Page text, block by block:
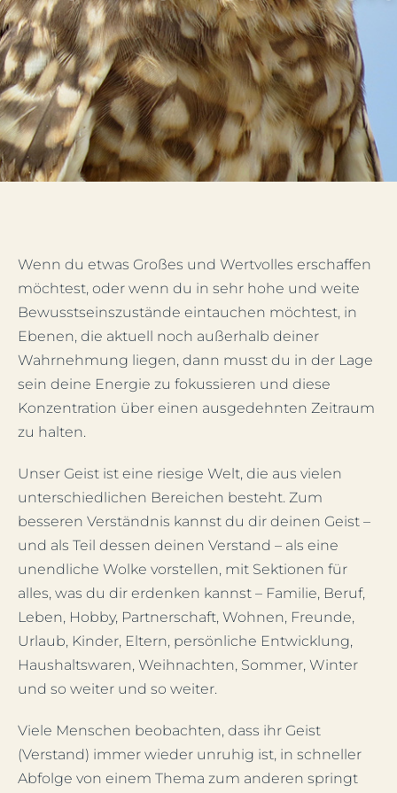
Mein Account
Facebook
Instagram
Wenn du etwas Großes und Wertvolles erschaffen
möchtest, oder wenn du in sehr hohe und weite
Bewusstseinszustände eintauchen möchtest, in
Ebenen, die aktuell noch außerhalb deiner
Wahrnehmung liegen, dann musst du in der Lage
sein deine Energie zu fokussieren und diese
Konzentration über einen ausgedehnten Zeitraum
zu halten.
Unser Geist ist eine riesige Welt, die aus vielen
unterschiedlichen Bereichen besteht. Zum
besseren Verständnis kannst du dir deinen Geist –
und als Teil dessen deinen Verstand – als eine
unendliche Wolke vorstellen, mit Sektionen für
alles, was du dir erdenken kannst – Familie, Beruf,
Leben, Hobby, Partnerschaft, Wohnen, Freunde,
Urlaub, Kinder, Eltern, persönliche Entwicklung,
Haushaltswaren, Weihnachten, Sommer, Winter
und so weiter und so weiter.
Viele Menschen beobachten, dass ihr Geist
(Verstand) immer wieder unruhig ist, in schneller
Abfolge von einem Thema zum anderen springt